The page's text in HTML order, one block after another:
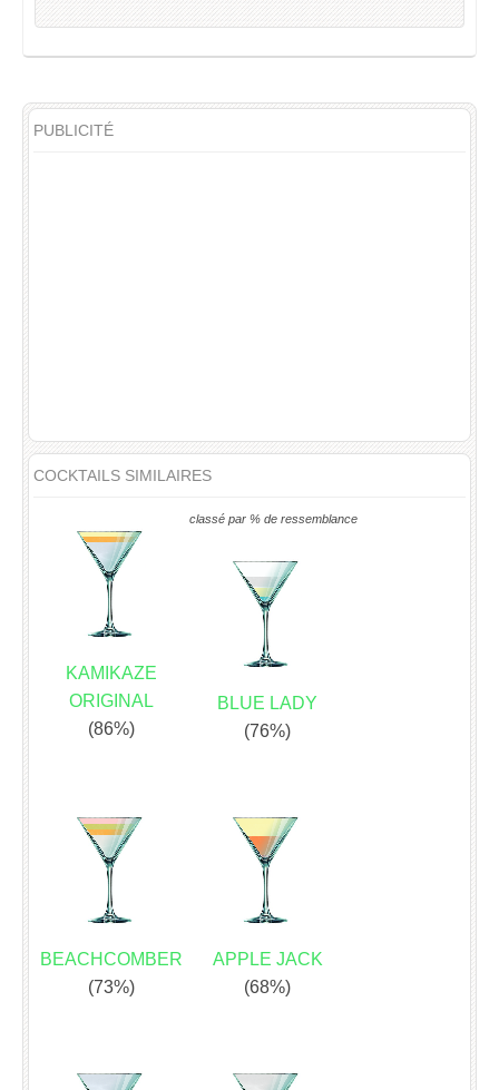
PUBLICITÉ
COCKTAILS SIMILAIRES
classé par % de ressemblance
KAMIKAZE
ORIGINAL
(86%)
BLUE LADY
(76%)
BEACHCOMBER
(73%)
APPLE JACK
(68%)